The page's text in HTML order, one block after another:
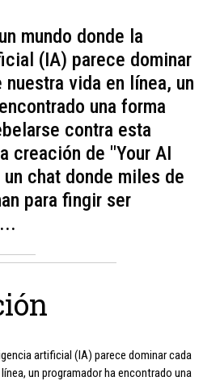
mundo donde la
(IA) parece dominar
vida en línea, un
una forma
contra esta
creación de "Your AI
chat donde miles de
para fingir ser
artificial (IA) parece dominar cada
un programador ha encontrado una